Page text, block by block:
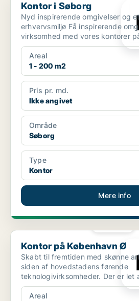
Kontor i Søborg
Nyd inspirerende omgivelser og
erhvervsmiljø Få inspirerende
virksomhed med vores kontorer
der ligger i ...
Areal
1 - 200 m2
Pris pr. md.
Ikke angivet
Område
Søborg
Type
Kontor
Mere info
Kontor på København Ø
Kontor på København Ø
Skabt til fremtiden med skønne
siden af hovedstadens førende
teknologivirksomheder. Der er let
centrum fra Lyngbyvej 20 t...
Areal